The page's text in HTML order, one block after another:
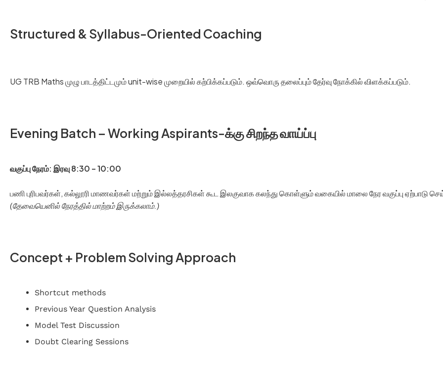
Structured & Syllabus-Oriented Coaching
UG TRB Maths முழு பாடத்திட்டமும் unit-wise முறையில் கற்பிக்கப்படும். ஒவ்வொரு தலைப்பும் தேர்வு நோக்கில் விளக்கப்படும்.
Evening Batch – Working Aspirants-க்கு சிறந்த வாய்ப்பு
வகுப்பு நேரம்: இரவு 8:30 – 10:00
பணி புரிபவர்கள், கல்லூரி மாணவர்கள் மற்றும் இல்லத்தரசிகள் கூட இலகுவாக கலந்து கொள்ளும் வகையில் மாலை நேர வகுப்பு ஏற்பாடு
(தேவையெனில் நேரத்தில் மாற்றம் இருக்கலாம்.)
Concept + Problem Solving Approach
Shortcut methods
Previous Year Question Analysis
Model Test Discussion
Doubt Clearing Sessions